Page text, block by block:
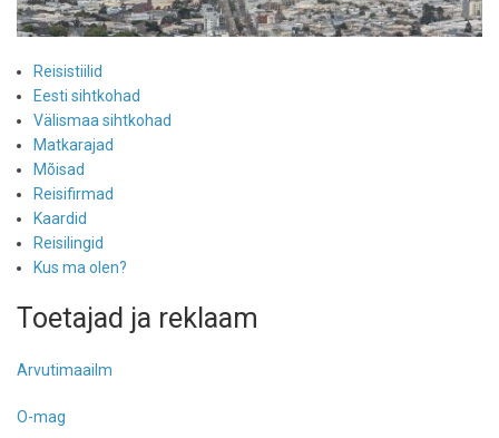
Reisistiilid
Eesti sihtkohad
Välismaa sihtkohad
Matkarajad
Mõisad
Reisifirmad
Kaardid
Reisilingid
Kus ma olen?
Toetajad ja reklaam
Arvutimaailm
O-mag